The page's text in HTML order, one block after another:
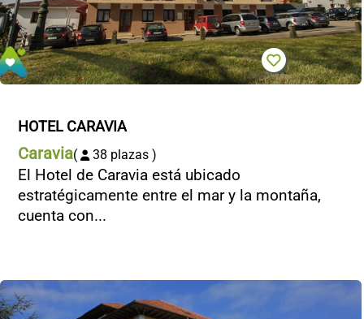
HOTEL CARAVIA
Caravia( 38 plazas )
El Hotel de Caravia está ubicado
estratégicamente entre el mar y la montaña,
cuenta con...